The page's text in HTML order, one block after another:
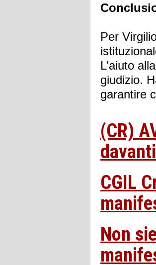
Per
L’aiuto
giudizio.
garantire
(CR)
CGIL
Non